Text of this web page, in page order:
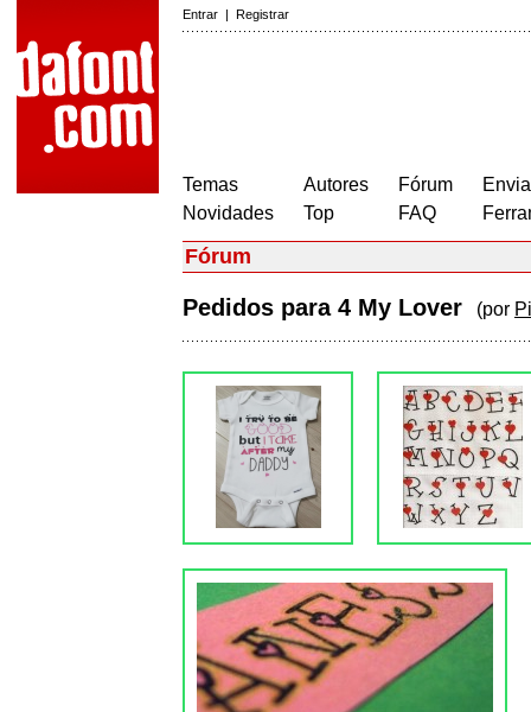
Entrar | Registrar
Temas
Novidades
Autores
Top
Fórum
FAQ
Fórum
Pedidos para 4 My Lover (por